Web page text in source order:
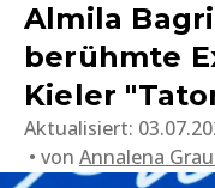
Almila
berühmte
Kieler
Aktualisiert:
von Annalena